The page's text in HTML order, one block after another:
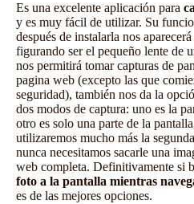
Es una excelente aplicación para
y es muy fácil de utilizar. Su
después de instalarla nos
figurando ser el pequeño lente de
nos permitirá tomar capturas de
pagina web (excepto las que
seguridad), también nos da la
dos modos de captura: uno es la
otro es solo una parte de la
utilizaremos mucho más la
nunca necesitamos sacarle una
web completa. Definitivamente si
foto a la pantalla mientras
es de las mejores opciones.